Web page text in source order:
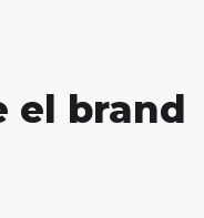
el brand